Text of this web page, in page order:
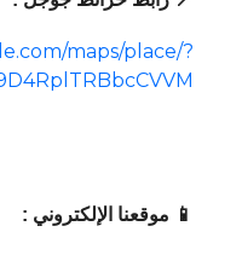
maps/place/?
📱 موقعنا الإلكتروني :